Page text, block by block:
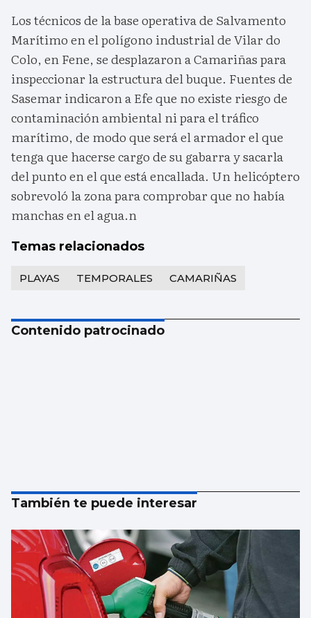
Los técnicos de la base operativa de Salvamento
Marítimo en el polígono industrial de Vilar do
Colo, en Fene, se desplazaron a Camariñas para
inspeccionar la estructura del buque. Fuentes de
Sasemar indicaron a Efe que no existe riesgo de
contaminación ambiental ni para el tráfico
marítimo, de modo que será el armador el que
tenga que hacerse cargo de su gabarra y sacarla
del punto en el que está encallada. Un helicóptero
sobrevoló la zona para comprobar que no había
manchas en el agua.n
Temas relacionados
PLAYAS TEMPORALES CAMARIÑAS
Contenido patrocinado
También te puede interesar